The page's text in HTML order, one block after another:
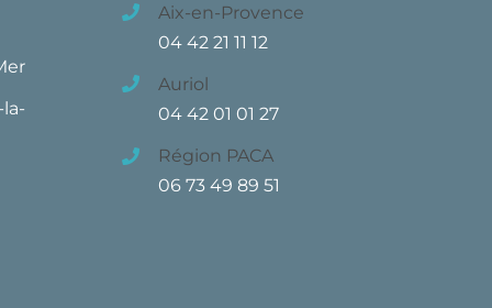
Aix-en-Provence
04 42 21 11 12
Auriol
04 42 01 01 27
Région PACA
06 73 49 89 51